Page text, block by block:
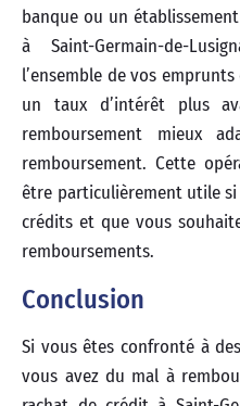
banque ou un
à Saint-Germain-de-
l’ensemble de vos
un taux d’intérêt plus
remboursement mieux
remboursement. Cette
être particulièrement utile
crédits et que vous
remboursements.
Conclusion
Si vous êtes confronté à
vous avez du mal à